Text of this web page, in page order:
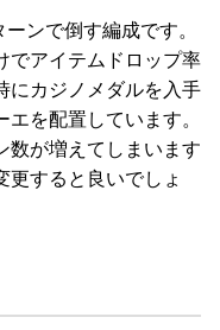
ンで倒す編成です。
でアイテムドロップ率
にカジノメダルを入手
を配置しています。
数が増えてしまいます
更すると良いでしょ